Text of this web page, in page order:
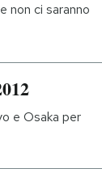
non ci saranno
e Osaka per